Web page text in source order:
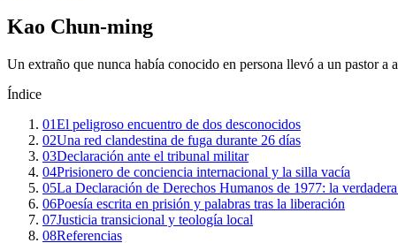
Kao Chun-ming
Un extraño que nunca había conocido en persona llevó a un pastor
Índice
01El peligroso encuentro de dos desconocidos
02Una red clandestina de fuga durante 26 días
03Declaración ante el tribunal militar
04Prisionero de conciencia internacional y la silla vacía
05La Declaración de Derechos Humanos de 1977: la
06Poesía escrita en prisión y palabras tras la liberación
07Justicia transicional y teología local
08Referencias